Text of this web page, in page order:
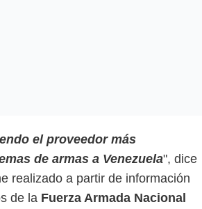
el proveedor más
de armas a Venezuela", dice
realizado a partir de información
de la Fuerza Armada Nacional